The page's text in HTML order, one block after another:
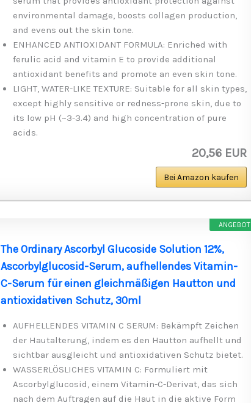
environmental damage, boosts collagen production,
and evens out the skin tone.
ENHANCED ANTIOXIDANT FORMULA: Enriched with
ferulic acid and vitamin E to provide additional
antioxidant benefits and promote an even skin tone.
LIGHT, WATER-LIKE TEXTURE: Suitable for all skin types,
except highly sensitive or redness-prone skin, due to
its low pH (~3-3.4) and high concentration of pure
acids.
20,56 EUR
Bei Amazon kaufen
ANGEBOT
The Ordinary Ascorbyl Glucoside Solution 12%,
Ascorbylglucosid-Serum, aufhellendes Vitamin-
C-Serum für einen gleichmäßigen Hautton und
antioxidativen Schutz, 30ml
AUFHELLENDES VITAMIN C SERUM: Bekämpft Zeichen
der Hautalterung, indem es den Hautton aufhellt und
sichtbar ausgleicht und antioxidativen Schutz bietet.
WASSERLÖSLICHES VITAMIN C: Formuliert mit
Ascorbylglucosid, einem Vitamin-C-Derivat, das sich
nach dem Auftragen auf die Haut in die aktive Form